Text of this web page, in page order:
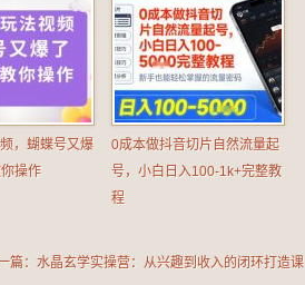
，蝴蝶号又爆
你操作
0成本做抖音切片自然流量起
号，小白日入100-1k+完整教
程
一篇：水晶玄学实操营：从兴趣到收入的闭环打造课